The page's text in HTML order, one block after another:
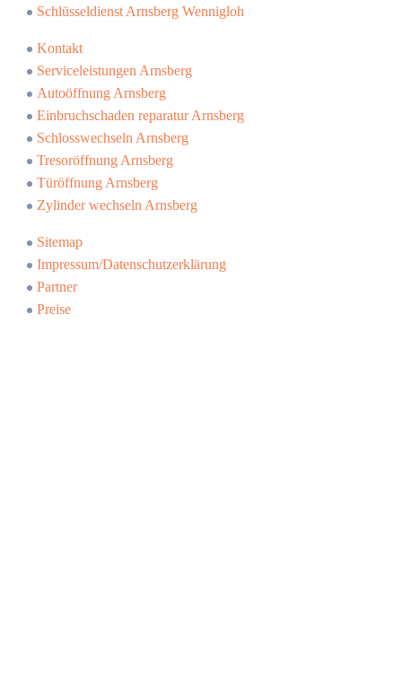
Schlüsseldienst Arnsberg Wennigloh
Kontakt
Serviceleistungen Arnsberg
Autoöffnung Arnsberg
Einbruchschaden reparatur Arnsberg
Schlosswechseln Arnsberg
Tresoröffnung Arnsberg
Türöffnung Arnsberg
Zylinder wechseln Arnsberg
Sitemap
Impressum/Datenschutzerklärung
Partner
Preise